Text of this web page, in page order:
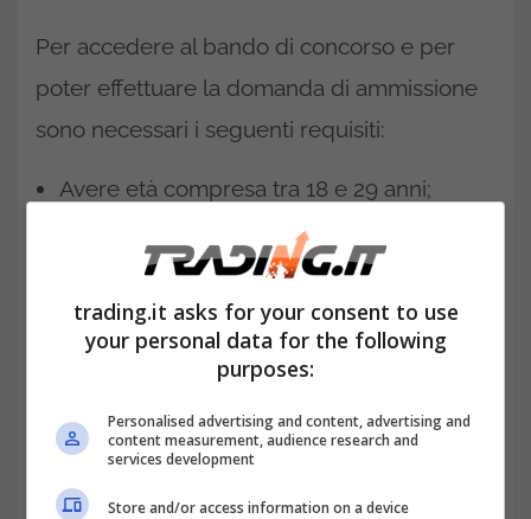
Per accedere al bando di concorso e per
poter effettuare la domanda di ammissione
sono necessari i seguenti requisiti:
Avere età compresa tra 18 e 29 anni;
Essere cittadino italiano o di un altro Stato
Essere nel pieno godimento dei diritti civili
Avere l’idoneità fisica allo svolgimento
delle mansioni;
trading.it asks for your consent to use
your personal data for the following
purposes:
Personalised advertising and content, advertising and
content measurement, audience research and
services development
Store and/or access information on a device